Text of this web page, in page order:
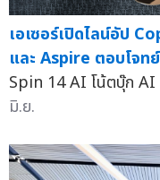
เอเซอร์เปิดไลน์อัป
และ Aspire ตอบโจท
Spin 14 AI โน้ตบุ๊ก AI
มิ.ย.